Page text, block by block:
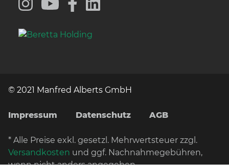
© 2021 Manfred Alberts GmbH
Impressum Datenschutz AGB
* Alle Preise exkl. gesetzl. Mehrwertsteuer zzgl.
Versandkosten und ggf. Nachnahmegebühren,